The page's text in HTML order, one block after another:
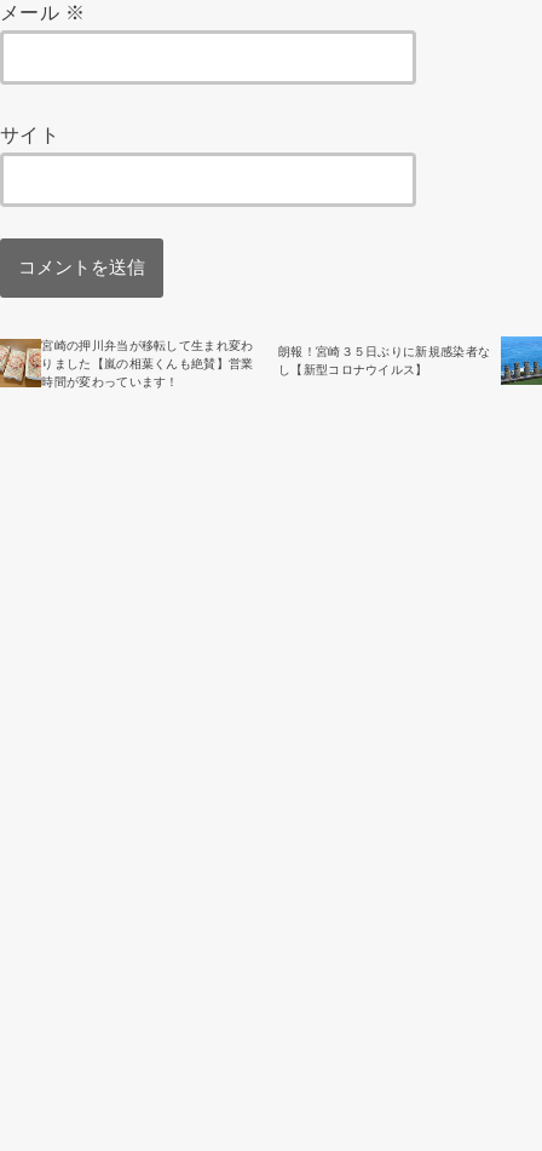
メール ※
サイト
宮崎の押川弁当が移転して生まれ変わ
りました【嵐の相葉くんも絶賛】営業
時間が変わっています！
朗報！宮崎３５日ぶりに新規感染者な
し【新型コロナウイルス】